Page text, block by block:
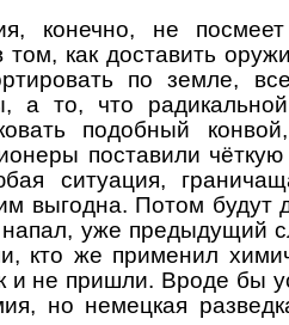
конечно, не
как доставить
по земле,
а то, что
подобный
поставили
ситуация,
выгодна. Потом будут
напал, уже предыдущий
кто же применил
и не пришли. Вроде бы
но немецкая